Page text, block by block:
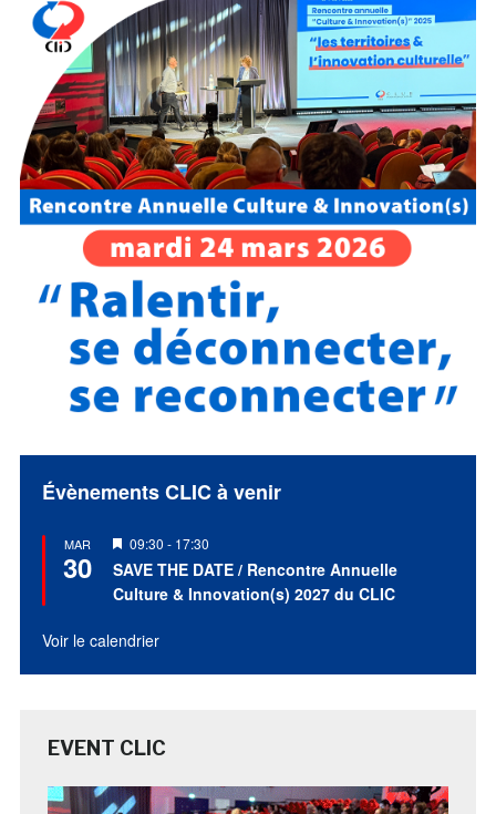
Évènements CLIC à venir
MAR
30
Mis
en
avant
09:30 - 17:30
SAVE THE DATE / Rencontre Annuelle
Culture & Innovation(s) 2027 du CLIC
Voir le calendrier
EVENT CLIC